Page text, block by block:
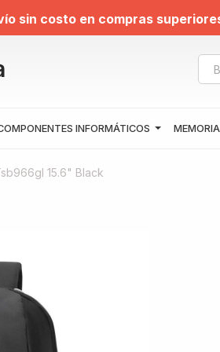
sin costo en compras
INFORMÁTICOS
15.6" Black